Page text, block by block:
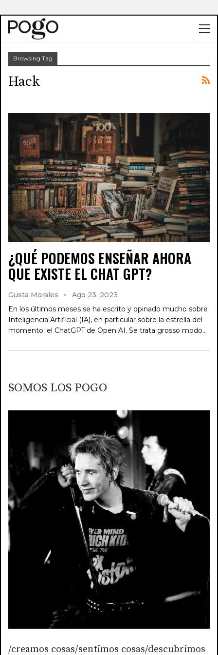
Browsing Tag
Hack
¿QUÉ PODEMOS ENSEÑAR AHORA
QUE EXISTE EL CHAT GPT?
Gusta Morales
Ago 23, 2023
En los últimos meses se ha escrito y opinado mucho sobre
Inteligencia Artificial (IA), en particular sobre la estrella del
momento: el ChatGPT de Open AI. Se trata grosso modo…
SOMOS LOS POGO
/creamos cosas/sentimos cosas/descubrimos